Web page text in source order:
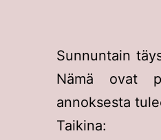
Sunnuntain
Nämä ovat
annoksesta
Taikina: